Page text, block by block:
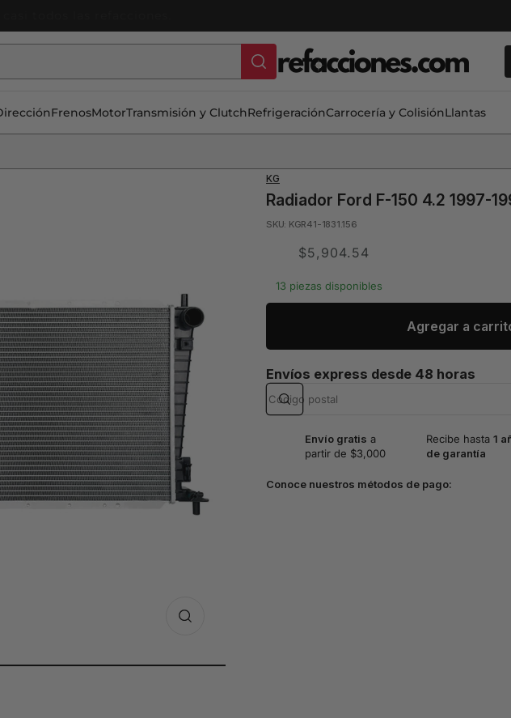
FrenosMotorTransmisión y ClutchRefrigeraciónCarrocería y ColisiónLlantas
KG
Radiador Ford F-150 4.2 1997-
SKU: KGR41-1831.156
Translation
es.product.price.sale_price
$5,904.54
13 piezas disponibles
Agregar a
Envíos express desde 48 horas
Envío gratis a
partir de $3,000
Recibe hasta 1
de garantía
Conoce nuestros métodos de pago: